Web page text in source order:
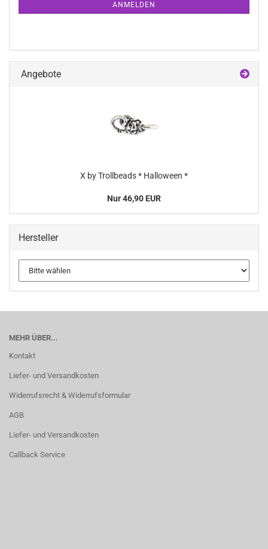
ANMELDEN
Angebote
X by Trollbeads * Halloween *
Nur 46,90 EUR
Hersteller
MEHR ÜBER...
Kontakt
Liefer- und Versandkosten
Widerrufsrecht & Widerrufsformular
AGB
Liefer- und Versandkosten
Callback Service